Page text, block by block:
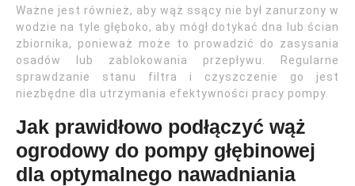
Ważne jest również, aby wąż ssący nie był zanurzony w
wodzie na tyle głęboko, aby mógł dotykać dna lub ścian
zbiornika, ponieważ może to prowadzić do zasysania
osadów lub zablokowania przepływu. Regularne
sprawdzanie stanu filtra i czyszczenie go jest
niezbędne dla utrzymania efektywności pracy pompy.
Jak prawidłowo podłączyć wąż
ogrodowy do pompy głębinowej
dla optymalnego nawadniania